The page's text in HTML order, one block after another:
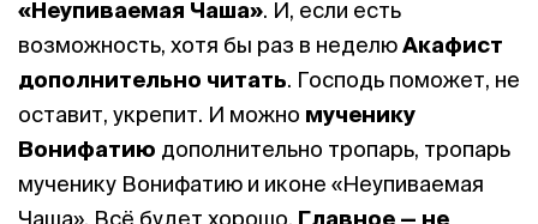
«Неупиваемая Чаша». И, если есть
возможность, хотя бы раз в неделюАкафист
дополнительно читать. Господь поможет, не
оставит, укрепит. И можно мученику
Вонифатию дополнительно тропарь, тропарь
мученику Вонифатию и иконе «Неупиваемая
Чаша». Всё будет хорошо. Главное — не